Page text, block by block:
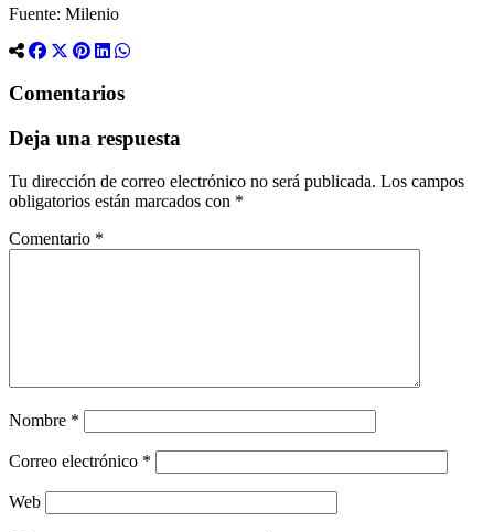
Fuente: Milenio
Comentarios
Deja una respuesta
Tu dirección de correo electrónico no será publicada. Los campos
obligatorios están marcados con *
Comentario *
Nombre *
Correo electrónico *
Web